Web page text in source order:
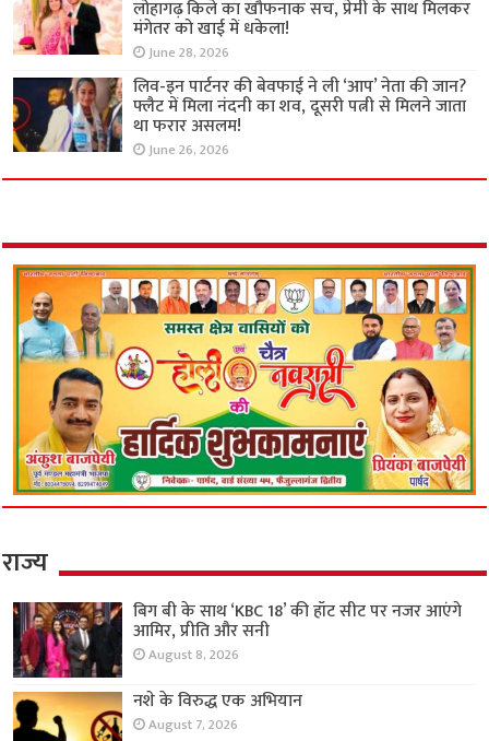
लोहागढ़ किले का खौफनाक सच, प्रेमी के साथ मिलकर
मंगेतर को खाई में धकेला!
June 28, 2026
लिव-इन पार्टनर की बेवफाई ने ली ‘आप’ नेता की जान?
फ्लैट में मिला नंदनी का शव, दूसरी पत्नी से मिलने जाता
था फरार असलम!
June 26, 2026
राज्य
बिग बी के साथ ‘KBC 18’ की हॉट सीट पर नजर आएंगे
आमिर, प्रीति और सनी
August 8, 2026
नशे के विरुद्ध एक अभियान
August 7, 2026